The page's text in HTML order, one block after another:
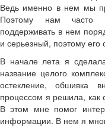
Ведь именно в нем мы
Поэтому нам часто
поддерживать в нем
и серьезный, поэтому
В начале лета я
название целого
остекление, обшивка
процессом я решила, как
В этом мне помог
информации. В нем я